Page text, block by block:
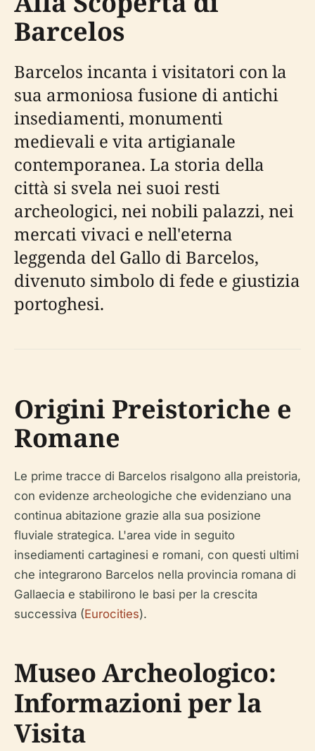
Barcelos
Barcelos incanta i visitatori con la
sua armoniosa fusione di antichi
insediamenti, monumenti
medievali e vita artigianale
contemporanea. La storia della
città si svela nei suoi resti
archeologici, nei nobili palazzi, nei
mercati vivaci e nell'eterna
leggenda del Gallo di Barcelos,
divenuto simbolo di fede e giustizia
portoghesi.
Origini Preistoriche e
Romane
Le prime tracce di Barcelos risalgono alla preistoria,
con evidenze archeologiche che evidenziano una
continua abitazione grazie alla sua posizione
fluviale strategica. L'area vide in seguito
insediamenti cartaginesi e romani, con questi ultimi
che integrarono Barcelos nella provincia romana di
Gallaecia e stabilirono le basi per la crescita
successiva (Eurocities).
Museo Archeologico:
Informazioni per la
Visita